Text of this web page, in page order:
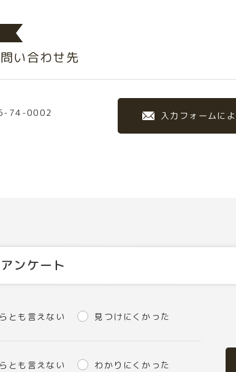
い合わせ先
74-0002 入力フォームに
ンケート
とも言えない 見つけにくかった
とも言えない わかりにくかった